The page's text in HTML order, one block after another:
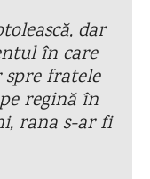
dar
în care
spre fratele
regină în
rana s-ar fi